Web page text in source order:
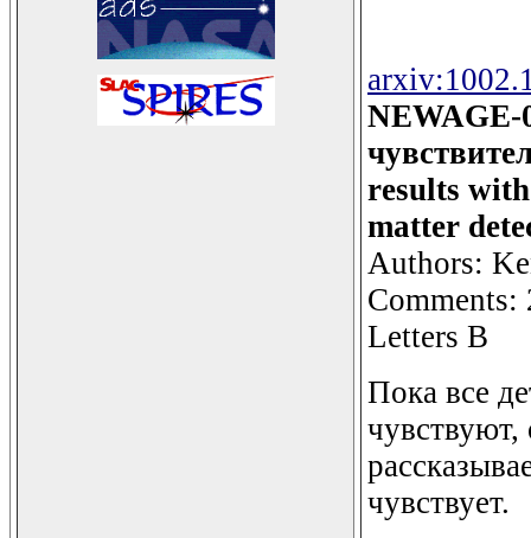
NEWAGE-
results
matter
Authors:
Comments:
Letters B
Пока все
чувствуют,
чувствует.